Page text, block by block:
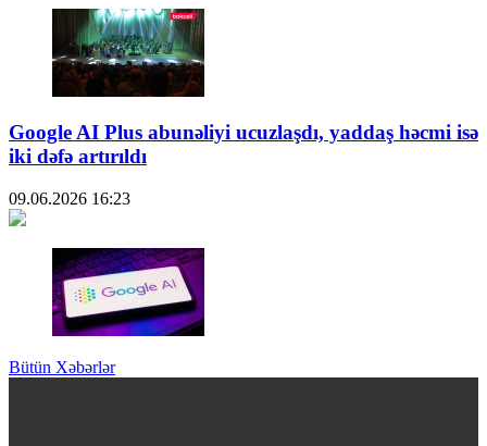
Google AI Plus abunəliyi ucuzlaşdı, yaddaş həcmi isə
iki dəfə artırıldı
09.06.2026 16:23
Bütün Xəbərlər